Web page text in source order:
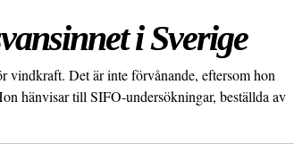
i Sverige
vindkraft. Det är inte förvånande, eftersom hon
hänvisar till SIFO-undersökningar, beställda av